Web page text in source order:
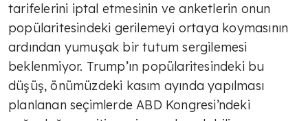
tarifelerini iptal etmesinin ve anketlerin onun
popülaritesindeki gerilemeyi ortaya koymasının
ardından yumuşak bir tutum sergilemesi
beklenmiyor. Trump’ın popülaritesindeki bu
düşüş, önümüzdeki kasım ayında yapılması
planlanan seçimlerde ABD Kongresi’ndeki